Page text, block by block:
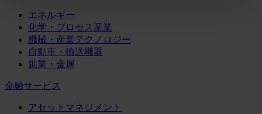
エネルギー
化学・プロセス産業
機械・産業テクノロジー
自動車・輸送機器
鉱業・金属
金融サービス
アセットマネジメント